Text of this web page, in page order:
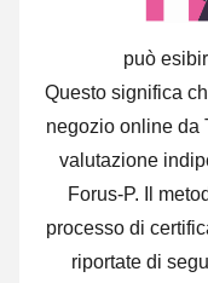
può
Questo significa
negozio online da
valutazione
Forus-P.
Il
processo di
riportate di